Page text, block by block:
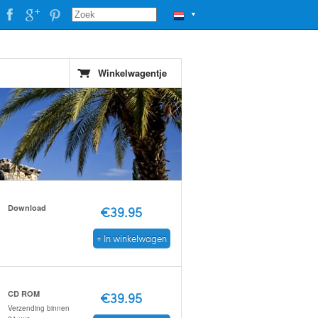
▼
Winkelwagentje
Download €39.95
+ In winkelwagen
CD ROM
Verzending binnen
€39.95